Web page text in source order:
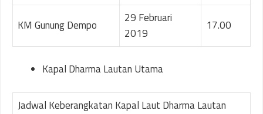
KM Gunung Dempo
29 Februari
2019
17.00
Kapal Dharma Lautan Utama
Jadwal Keberangkatan Kapal Laut Dharma Lautan